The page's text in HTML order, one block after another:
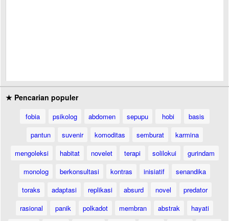
★ Pencarian populer
fobia psikolog abdomen sepupu hobi
basis
pantun
suvenir komoditas semburat
karmina
mengoleksi
habitat novelet terapi solilokui
gurindam
monolog
berkonsultasi kontras inisiatif
senandika
toraks
adaptasi replikasi absurd novel
predator
rasional
panik polkadot membran abstrak
hayati